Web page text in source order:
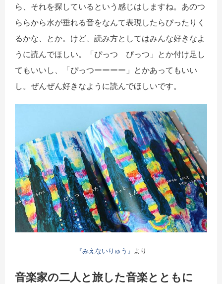
ら、それを探しているという感じはしますね。あのつ
ららから水が垂れる音をなんて表現したらぴったりく
るかな、とか。けど、読み方としてはみんな好きなよ
うに読んでほしい。「ぴっつ ぴっつ」とか付け足し
てもいいし、「ぴっつーーーー」とかあってもいい
し。ぜんぜん好きなように読んでほしいです。
『みえないりゅう』 より
音楽家の二人と旅した音楽とともに